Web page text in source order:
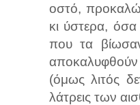
οστό,
κι ύστερα,
που τα
(όμως λιτός
λάτρεις των